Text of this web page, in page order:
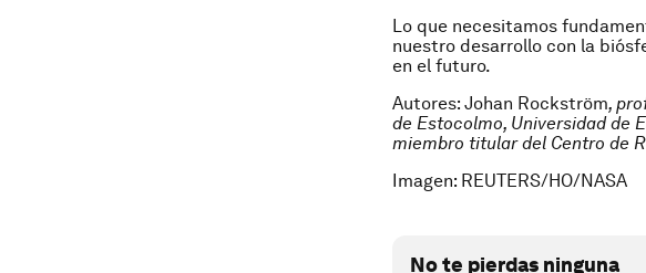
Lo que necesitamos
nuestro desarrollo con la
en el futuro.
Autores: Johan Rockström,
de Estocolmo, Universidad de
miembro titular del Centro de
Imagen: REUTERS/HO/NASA
No te pierdas ninguna